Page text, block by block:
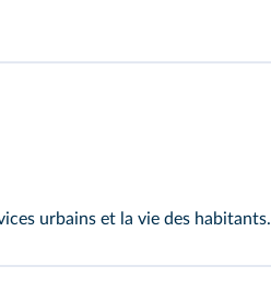
urbains et la vie des habitants.